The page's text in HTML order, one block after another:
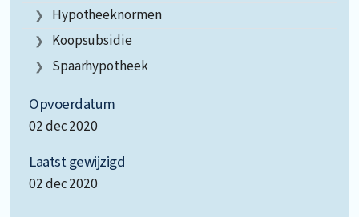
Hypotheeknormen
Koopsubsidie
Spaarhypotheek
Opvoerdatum
02 dec 2020
Laatst gewijzigd
02 dec 2020